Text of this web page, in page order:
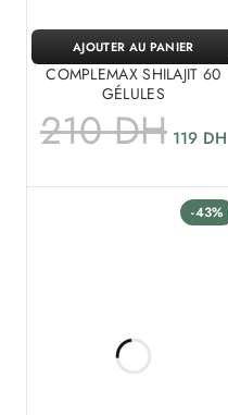
COMPLEMAX SHILAJIT 60
GÉLULES
210DH 119 DH
AJOUTER AU PANIER
-43%